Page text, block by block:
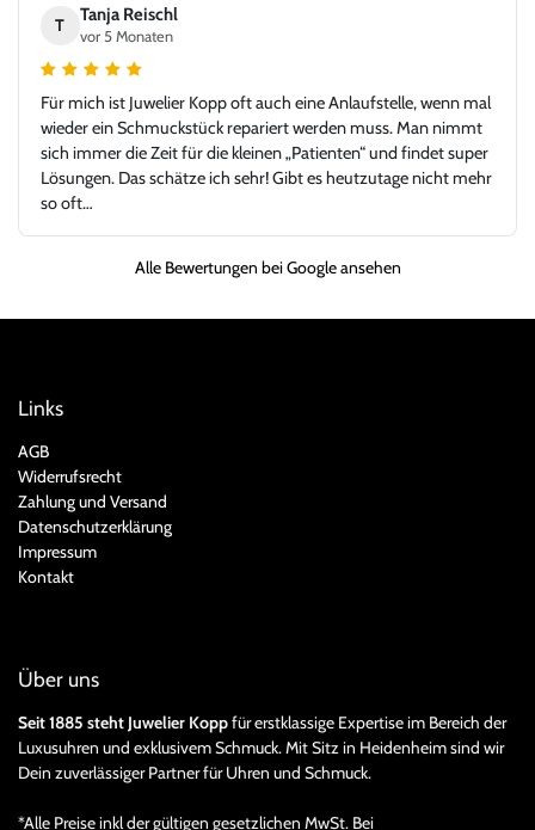
exakt wie beschrieben, inklusive aller Unterlagen. Der gesamte
Ablauf – von der Bewertung über die Abwicklung bis zur
Übergabe – verlief absolut reibungslos und hochprofessionell.
Ich habe mich jederzeit gut aufgehoben gefühlt und würde hier
jederzeit wieder kaufen oder verkaufen. Ein Händler, dem man
vertrauen kann und bei dem Leidenschaft für Uhren und
Fairness gegenüber dem Kunden klar im Vordergrund stehen.
Vielen Dank für dieses großartige Kauferlebnis, und danke an
Herr Kopp!
T
Tanja Reischl
vor 5 Monaten
Für mich ist Juwelier Kopp oft auch eine Anlaufstelle, wenn mal
wieder ein Schmuckstück repariert werden muss. Man nimmt
sich immer die Zeit für die kleinen „Patienten“ und findet super
Lösungen. Das schätze ich sehr! Gibt es heutzutage nicht mehr
so oft…
Alle Bewertungen bei Google ansehen
Links
AGB
Widerrufsrecht
Zahlung und Versand
Datenschutzerklärung
Impressum
Kontakt
Über uns
Seit 1885 steht Juwelier Koppfür erstklassige Expertise im Bereich der
Luxusuhren und exklusivem Schmuck. Mit Sitz in Heidenheim sind wir
Dein zuverlässiger Partner für Uhren und Schmuck.
*Alle Preise inkl der gültigen gesetzlichen MwSt. Bei